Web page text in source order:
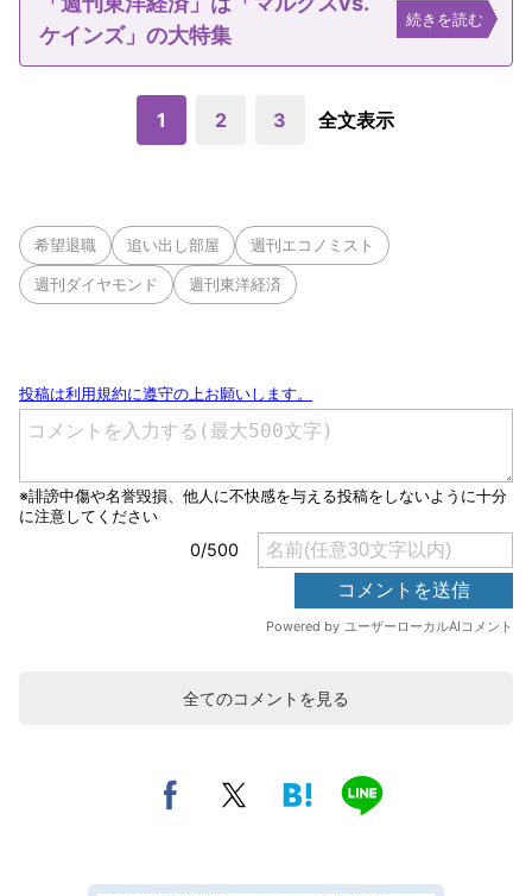
ケインズ」の大特集
続きを読む
1 2 3 全文表示
希望退職 追い出し部屋 週刊エコノミスト
週刊ダイヤモンド 週刊東洋経済
全てのコメントを見る